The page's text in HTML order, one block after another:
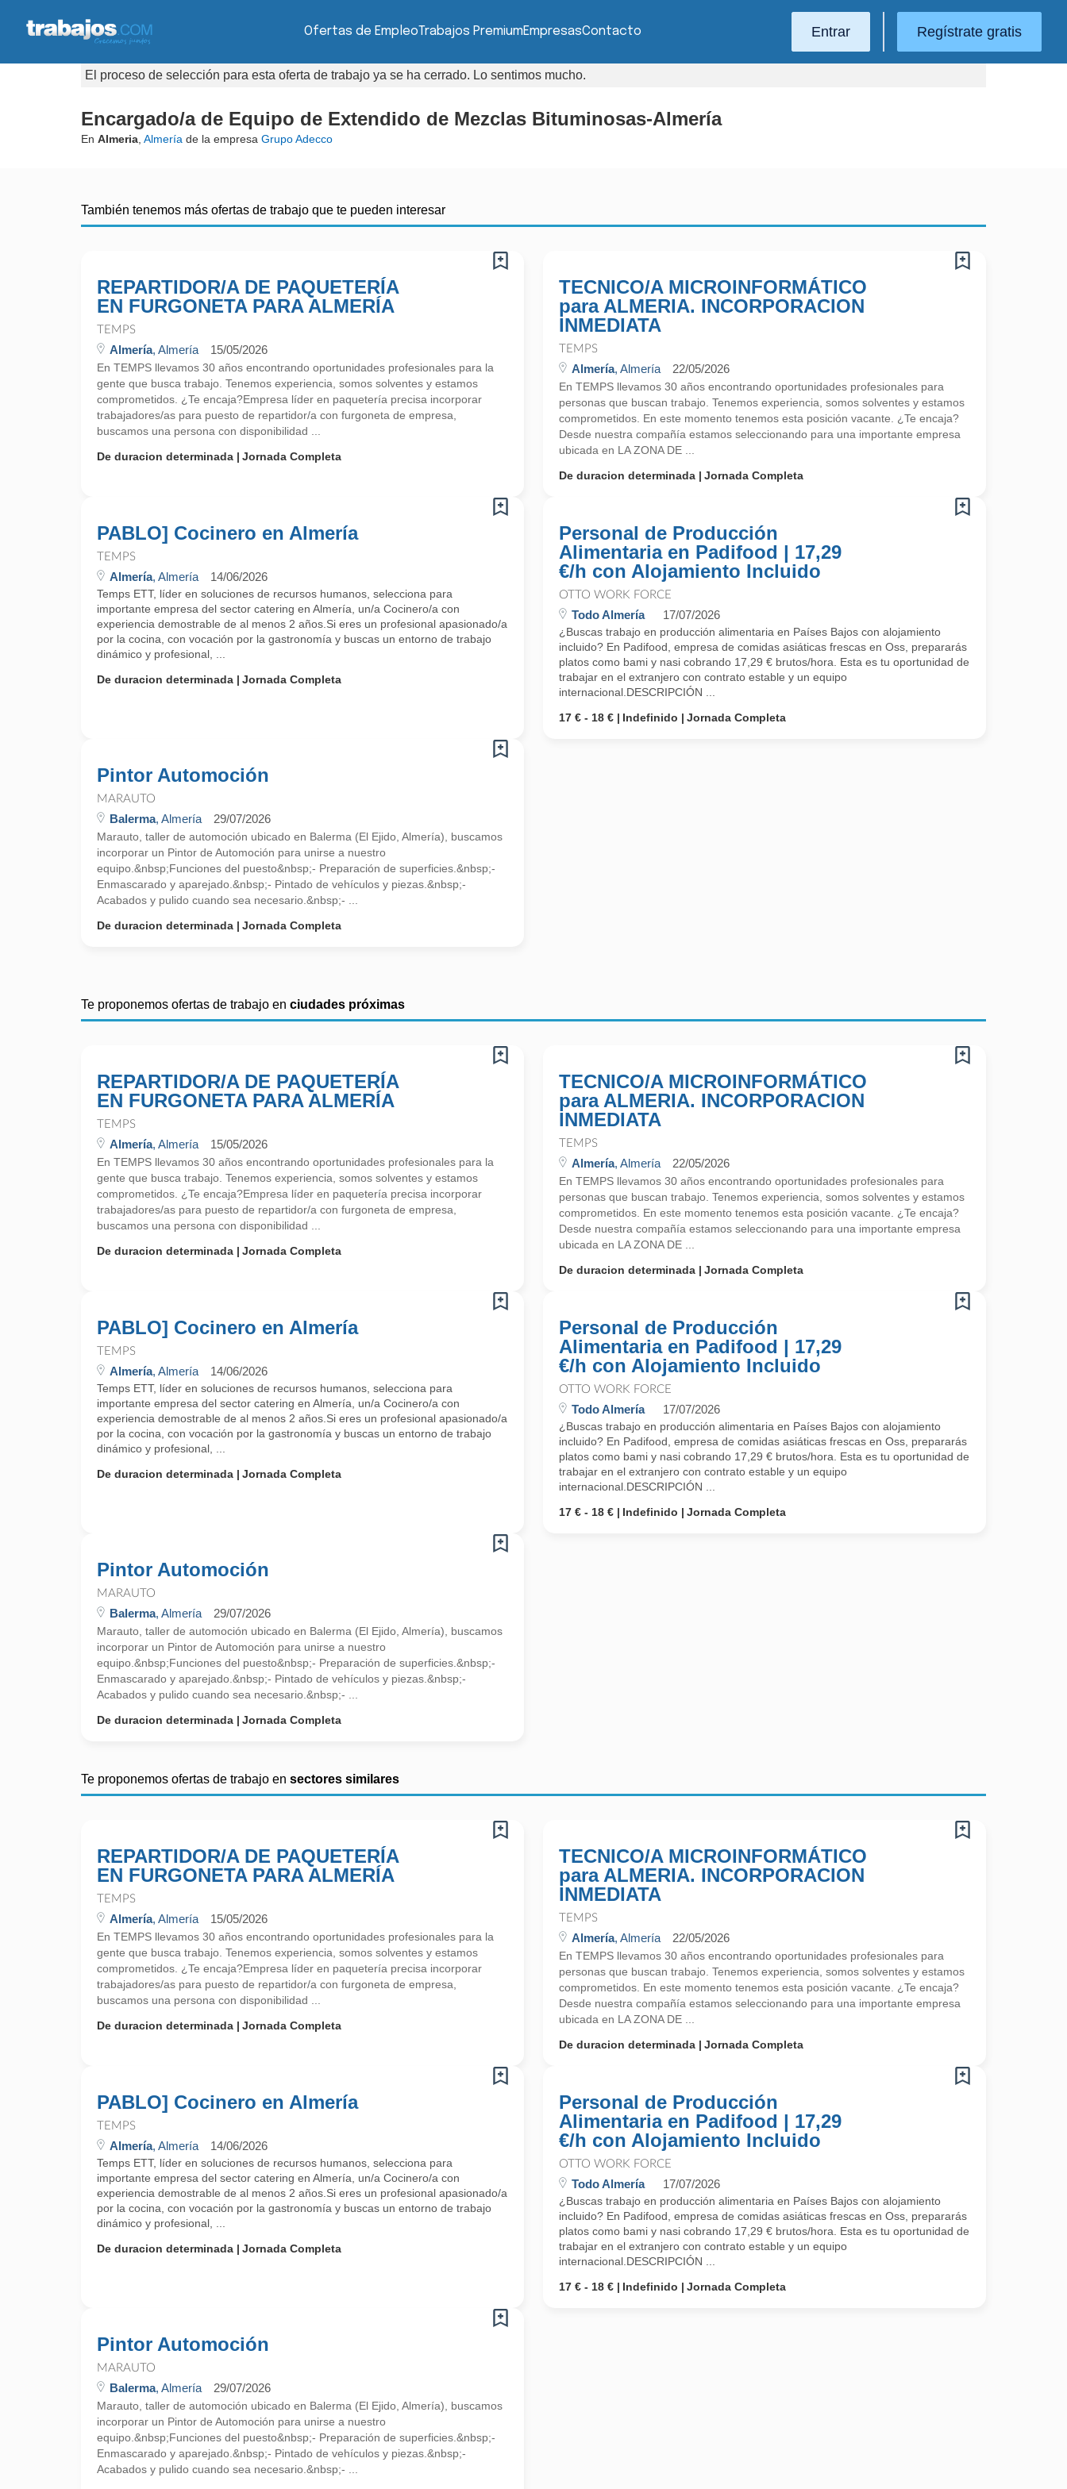
Ofertas de EmpleoTrabajos PremiumEmpresasContacto Entrar Regístrate gratis
El proceso de selección para esta oferta de trabajo ya se ha cerrado. Lo sentimos mucho.
Encargado/a de Equipo de Extendido de Mezclas Bituminosas-Almería
En Almeria Almería de la empresa Grupo Adecco
También tenemos más ofertas de trabajo que te pueden interesar
REPARTIDOR/A DE PAQUETERÍA
EN FURGONETA PARA ALMERÍA
TEMPS
Almería, Almería 15/05/2026
En TEMPS llevamos 30 años encontrando oportunidades profesionales para la
gente que busca trabajo. Tenemos experiencia, somos solventes y estamos
comprometidos. ¿Te encaja?Empresa líder en paquetería precisa incorporar
trabajadores/as para puesto de repartidor/a con furgoneta de empresa,
buscamos una persona con disponibilidad ...
De duracion determinada
Jornada Completa
TECNICO/A MICROINFORMÁTICO
para ALMERIA. INCORPORACION
INMEDIATA
TEMPS
Almería, Almería 22/05/2026
En TEMPS llevamos 30 años encontrando oportunidades profesionales para
personas que buscan trabajo. Tenemos experiencia, somos solventes y estamos
comprometidos. En este momento tenemos esta posición vacante. ¿Te encaja?
Desde nuestra compañía estamos seleccionando para una importante empresa
ubicada en LA ZONA DE ...
De duracion determinada
Jornada Completa
PABLO] Cocinero en Almería
TEMPS
Almería, Almería 14/06/2026
Temps ETT, líder en soluciones de recursos humanos, selecciona para
importante empresa del sector catering en Almería, un/a Cocinero/a con
experiencia demostrable de al menos 2 años.Si eres un profesional apasionado/a
por la cocina, con vocación por la gastronomía y buscas un entorno de trabajo
dinámico y profesional, ...
De duracion determinada
Jornada Completa
Personal de Producción
Alimentaria en Padifood | 17,29
€/h con Alojamiento Incluido
OTTO WORK FORCE
Todo Almería 17/07/2026
¿Buscas trabajo en producción alimentaria en Países Bajos con alojamiento
incluido? En Padifood, empresa de comidas asiáticas frescas en Oss, prepararás
platos como bami y nasi cobrando 17,29 € brutos/hora. Esta es tu oportunidad de
trabajar en el extranjero con contrato estable y un equipo
internacional.DESCRIPCIÓN ...
17 € - 18 €
Indefinido Jornada Completa
Pintor Automoción
MARAUTO
Balerma, Almería 29/07/2026
Marauto, taller de automoción ubicado en Balerma (El Ejido, Almería), buscamos
incorporar un Pintor de Automoción para unirse a nuestro
equipo.&nbsp;Funciones del puesto&nbsp;- Preparación de superficies.&nbsp;-
Enmascarado y aparejado.&nbsp;- Pintado de vehículos y piezas.&nbsp;-
Acabados y pulido cuando sea necesario.&nbsp;- ...
De duracion determinada
Jornada Completa
Te proponemos ofertas de trabajo en ciudades próximas
REPARTIDOR/A DE PAQUETERÍA
EN FURGONETA PARA ALMERÍA
TEMPS
Almería, Almería 15/05/2026
En TEMPS llevamos 30 años encontrando oportunidades profesionales para la
gente que busca trabajo. Tenemos experiencia, somos solventes y estamos
comprometidos. ¿Te encaja?Empresa líder en paquetería precisa incorporar
trabajadores/as para puesto de repartidor/a con furgoneta de empresa,
buscamos una persona con disponibilidad ...
De duracion determinada
Jornada Completa
TECNICO/A MICROINFORMÁTICO
para ALMERIA. INCORPORACION
INMEDIATA
TEMPS
Almería, Almería 22/05/2026
En TEMPS llevamos 30 años encontrando oportunidades profesionales para
personas que buscan trabajo. Tenemos experiencia, somos solventes y estamos
comprometidos. En este momento tenemos esta posición vacante. ¿Te encaja?
Desde nuestra compañía estamos seleccionando para una importante empresa
ubicada en LA ZONA DE ...
De duracion determinada
Jornada Completa
PABLO] Cocinero en Almería
TEMPS
Almería, Almería 14/06/2026
Temps ETT, líder en soluciones de recursos humanos, selecciona para
importante empresa del sector catering en Almería, un/a Cocinero/a con
experiencia demostrable de al menos 2 años.Si eres un profesional apasionado/a
por la cocina, con vocación por la gastronomía y buscas un entorno de trabajo
dinámico y profesional, ...
De duracion determinada
Jornada Completa
Personal de Producción
Alimentaria en Padifood | 17,29
€/h con Alojamiento Incluido
OTTO WORK FORCE
Todo Almería 17/07/2026
¿Buscas trabajo en producción alimentaria en Países Bajos con alojamiento
incluido? En Padifood, empresa de comidas asiáticas frescas en Oss, prepararás
platos como bami y nasi cobrando 17,29 € brutos/hora. Esta es tu oportunidad de
trabajar en el extranjero con contrato estable y un equipo
internacional.DESCRIPCIÓN ...
17 € - 18 €
Indefinido Jornada Completa
Pintor Automoción
MARAUTO
Balerma, Almería 29/07/2026
Marauto, taller de automoción ubicado en Balerma (El Ejido, Almería), buscamos
incorporar un Pintor de Automoción para unirse a nuestro
equipo.&nbsp;Funciones del puesto&nbsp;- Preparación de superficies.&nbsp;-
Enmascarado y aparejado.&nbsp;- Pintado de vehículos y piezas.&nbsp;-
Acabados y pulido cuando sea necesario.&nbsp;- ...
De duracion determinada
Jornada Completa
Te proponemos ofertas de trabajo en sectores similares
REPARTIDOR/A DE PAQUETERÍA
EN FURGONETA PARA ALMERÍA
TEMPS
Almería, Almería 15/05/2026
En TEMPS llevamos 30 años encontrando oportunidades profesionales para la
gente que busca trabajo. Tenemos experiencia, somos solventes y estamos
comprometidos. ¿Te encaja?Empresa líder en paquetería precisa incorporar
trabajadores/as para puesto de repartidor/a con furgoneta de empresa,
buscamos una persona con disponibilidad ...
De duracion determinada
Jornada Completa
TECNICO/A MICROINFORMÁTICO
para ALMERIA. INCORPORACION
INMEDIATA
TEMPS
Almería, Almería 22/05/2026
En TEMPS llevamos 30 años encontrando oportunidades profesionales para
personas que buscan trabajo. Tenemos experiencia, somos solventes y estamos
comprometidos. En este momento tenemos esta posición vacante. ¿Te encaja?
Desde nuestra compañía estamos seleccionando para una importante empresa
ubicada en LA ZONA DE ...
De duracion determinada
Jornada Completa
PABLO] Cocinero en Almería
TEMPS
Almería, Almería 14/06/2026
Temps ETT, líder en soluciones de recursos humanos, selecciona para
importante empresa del sector catering en Almería, un/a Cocinero/a con
experiencia demostrable de al menos 2 años.Si eres un profesional apasionado/a
por la cocina, con vocación por la gastronomía y buscas un entorno de trabajo
dinámico y profesional, ...
De duracion determinada
Jornada Completa
Personal de Producción
Alimentaria en Padifood | 17,29
€/h con Alojamiento Incluido
OTTO WORK FORCE
Todo Almería 17/07/2026
¿Buscas trabajo en producción alimentaria en Países Bajos con alojamiento
incluido? En Padifood, empresa de comidas asiáticas frescas en Oss, prepararás
platos como bami y nasi cobrando 17,29 € brutos/hora. Esta es tu oportunidad de
trabajar en el extranjero con contrato estable y un equipo
internacional.DESCRIPCIÓN ...
17 € - 18 €
Indefinido Jornada Completa
Pintor Automoción
MARAUTO
Balerma, Almería 29/07/2026
Marauto, taller de automoción ubicado en Balerma (El Ejido, Almería), buscamos
incorporar un Pintor de Automoción para unirse a nuestro
equipo.&nbsp;Funciones del puesto&nbsp;- Preparación de superficies.&nbsp;-
Enmascarado y aparejado.&nbsp;- Pintado de vehículos y piezas.&nbsp;-
Acabados y pulido cuando sea necesario.&nbsp;- ...